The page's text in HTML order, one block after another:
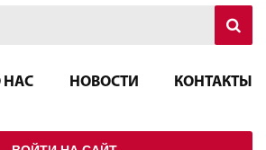
НАС НОВОСТИ КОНТАКТЫ